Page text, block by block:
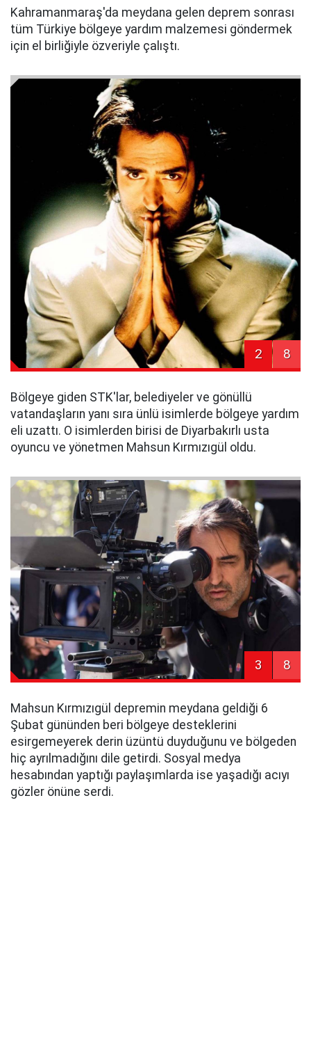
Kahramanmaraş'da meydana gelen deprem sonrası
tüm Türkiye bölgeye yardım malzemesi göndermek
için el birliğiyle özveriyle çalıştı.
2 8
Bölgeye giden STK'lar, belediyeler ve gönüllü
vatandaşların yanı sıra ünlü isimlerde bölgeye yardım
eli uzattı. O isimlerden birisi de Diyarbakırlı usta
oyuncu ve yönetmen Mahsun Kırmızıgül oldu.
3 8
Mahsun Kırmızıgül depremin meydana geldiği 6
Şubat gününden beri bölgeye desteklerini
esirgemeyerek derin üzüntü duyduğunu ve bölgeden
hiç ayrılmadığını dile getirdi. Sosyal medya
hesabından yaptığı paylaşımlarda ise yaşadığı acıyı
gözler önüne serdi.